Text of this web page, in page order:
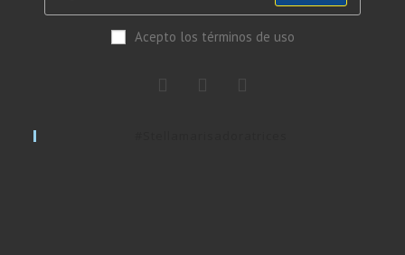
Acepto los términos de uso